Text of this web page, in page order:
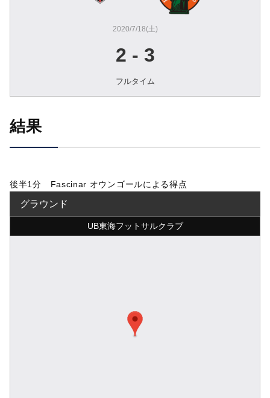
2020/7/18(土)
2 - 3
フルタイム
結果
後半1分 Fascinar オウンゴールによる得点
グラウンド
UB東海フットサルクラブ